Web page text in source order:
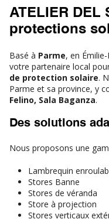
ATELIER DEL
protections
Basé à Parme, en
votre partenaire local
de protection solaire.
Parme et sa province, y
Felino, Sala Baganza.
Des solutions
Nous proposons une
Lambrequin
Stores Banne
Stores de véranda
Store à projection
Stores verticaux